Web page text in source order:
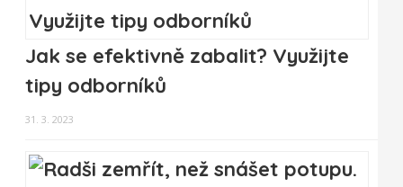
Jak se efektivně zabalit? Využijte
tipy odborníků
31. 3. 2023